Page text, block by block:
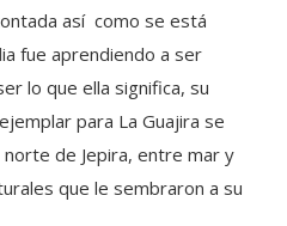
así como se está
fue aprendiendo a ser
lo que ella significa, su
para La Guajira se
de Jepira, entre mar y
que le sembraron a su